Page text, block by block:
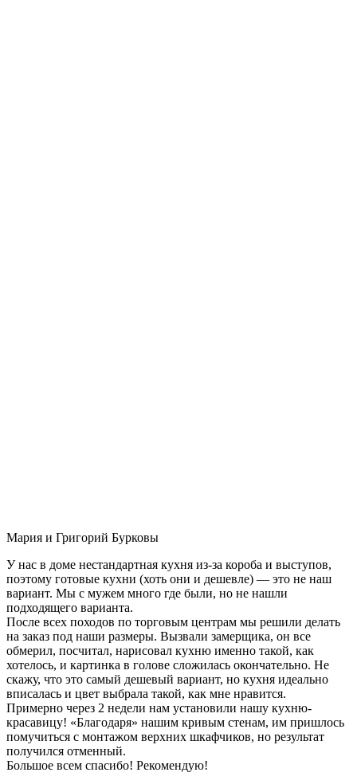
Мария и Григорий Бурковы
У нас в доме нестандартная кухня из-за короба и выступов,
поэтому готовые кухни (хоть они и дешевле) — это не наш
вариант. Мы с мужем много где были, но не нашли
подходящего варианта.
После всех походов по торговым центрам мы решили делать
на заказ под наши размеры. Вызвали замерщика, он все
обмерил, посчитал, нарисовал кухню именно такой, как
хотелось, и картинка в голове сложилась окончательно. Не
скажу, что это самый дешевый вариант, но кухня идеально
вписалась и цвет выбрала такой, как мне нравится.
Примерно через 2 недели нам установили нашу кухню-
красавицу! «Благодаря» нашим кривым стенам, им пришлось
помучиться с монтажом верхних шкафчиков, но результат
получился отменный.
Большое всем спасибо! Рекомендую!